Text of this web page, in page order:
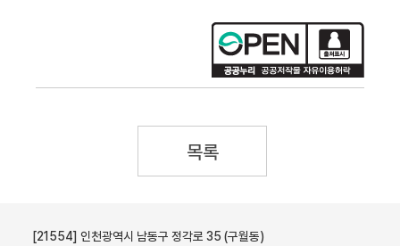
목록
[21554] 인천광역시 남동구 정각로 35 (구월동)